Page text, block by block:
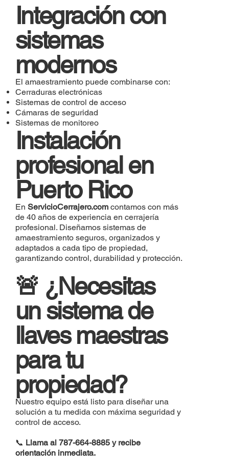
Integración con
sistemas
modernos
El amaestramiento puede combinarse con:
Cerraduras electrónicas
Sistemas de control de acceso
Cámaras de seguridad
Sistemas de monitoreo
Instalación
profesional en
Puerto Rico
En ServicioCerrajero.comcontamos con más
de 40 años de experiencia en cerrajería
profesional. Diseñamos sistemas de
amaestramiento seguros, organizados y
adaptados a cada tipo de propiedad,
garantizando control, durabilidad y protección.
🚨 ¿Necesitas
un sistema de
llaves maestras
para tu
propiedad?
Nuestro equipo está listo para diseñar una
solución a tu medida con máxima seguridad y
control de acceso.
📞 Llama al 787-664-8885 y recibe
orientación inmediata.